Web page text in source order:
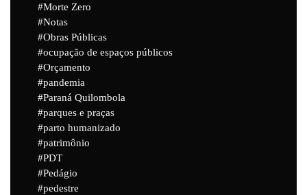
Morte Zero
Notas
Obras Públicas
ocupação de espaços públicos
Orçamento
pandemia
Paraná Quilombola
parques e praças
parto humanizado
patrimônio
PDT
Pedágio
pedestre